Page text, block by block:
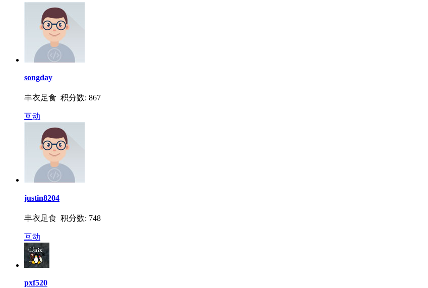
songday
丰衣足食 积分数: 867
互动
justin8204
丰衣足食 积分数: 748
互动
pxf520